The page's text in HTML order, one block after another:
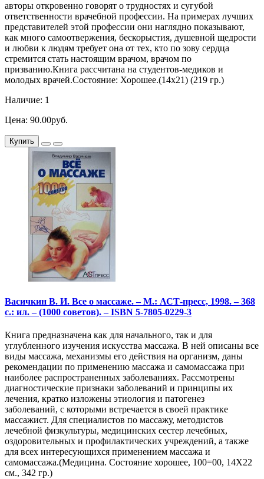
авторы откровенно говорят о трудностях и сугубой
ответственности врачебной профессии. На примерах лучших
представителей этой профессии они наглядно показывают,
как много самоотвержения, бескорыстия, душевной щедрости
и любви к людям требует она от тех, кто по зову сердца
стремится стать настоящим врачом, врачом по
призванию.Книга рассчитана на студентов-медиков и
молодых врачей.Состояние: Хорошее.(14х21) (219 гр.)
Наличие: 1
Цена: 90.00руб.
Купить
Васичкин В. И. Все о массаже. – М.: АСТ-пресс, 1998. – 368
с.: ил. – (1000 советов). – ISBN 5-7805-0229-3
Книга предназначена как для начального, так и для
углубленного изучения искусства массажа. В ней описаны все
виды массажа, механизмы его действия на организм, даны
рекомендации по применению массажа и самомассажа при
наиболее распространенных заболеваниях. Рассмотрены
диагностические признаки заболеваний и принципы их
лечения, кратко изложены этиология и патогенез
заболеваний, с которыми встречается в своей практике
массажист. Для специалистов по массажу, методистов
лечебной физкультуры, медицинских сестер лечебных,
оздоровительных и профилактических учреждений, а также
для всех интересующихся применением массажа и
самомассажа.(Медицина. Состояние хорошее, 100=00, 14Х22
см., 342 гр.)